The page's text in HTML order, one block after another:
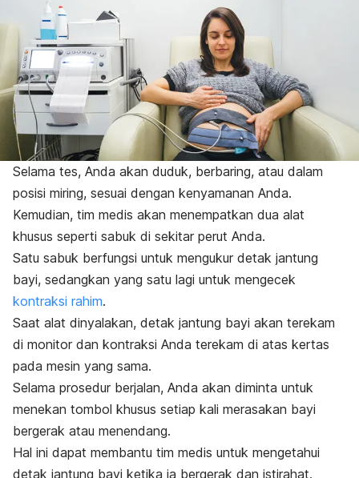
Selama tes, Anda akan duduk, berbaring, atau dalam
posisi miring, sesuai dengan kenyamanan Anda.
Kemudian, tim medis akan menempatkan dua alat
khusus seperti sabuk di sekitar perut Anda.
Satu sabuk berfungsi untuk mengukur detak jantung
bayi, sedangkan yang satu lagi untuk mengecek
kontraksi rahim.
Saat alat dinyalakan, detak jantung bayi akan terekam
di monitor dan kontraksi Anda terekam di atas kertas
pada mesin yang sama.
Selama prosedur berjalan, Anda akan diminta untuk
menekan tombol khusus setiap kali merasakan bayi
bergerak atau menendang.
Hal ini dapat membantu tim medis untuk mengetahui
detak jantung bayi ketika ia bergerak dan istirahat.